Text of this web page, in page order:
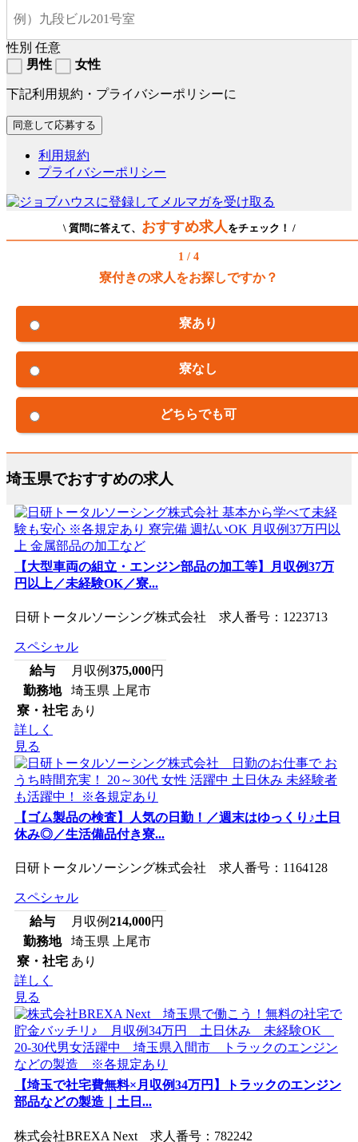
性別 任意
男性
女性
下記利用規約・プライバシーポリシーに
利用規約
プライバシーポリシー
\ 質問に答えて、 おすすめ求人をチェック！ /
1 / 4
寮付きの求人をお探しですか？
寮あり
寮なし
どちらでも可
埼玉県でおすすめの求人
【大型車両の組立・エンジン部品の加工等】月収例37万
円以上／未経験OK／寮...
日研トータルソーシング株式会社 求人番号：1223713
スペシャル
給与
月収例375,000円
勤務地
埼玉県 上尾市
寮・社宅 あり
詳しく
見る
【ゴム製品の検査】人気の日勤！／週末はゆっくり♪土日
休み◎／生活備品付き寮...
日研トータルソーシング株式会社 求人番号：1164128
スペシャル
給与
月収例214,000円
勤務地
埼玉県 上尾市
寮・社宅 あり
詳しく
見る
【埼玉で社宅費無料×月収例34万円】トラックのエンジン
部品などの製造｜土日...
株式会社BREXA Next 求人番号：782242